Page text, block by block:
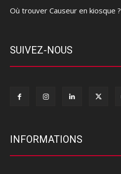
Où trouver Causeur en kiosque ?
SUIVEZ-NOUS
INFORMATIONS